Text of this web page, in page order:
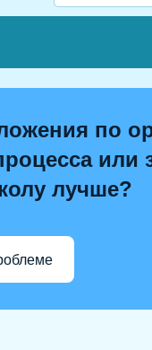
по
или
лучше?